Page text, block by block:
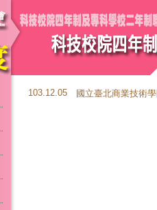
103.12.05 國立臺北商業技術